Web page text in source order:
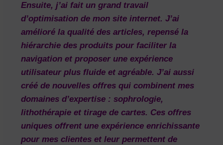
Ensuite, j’ai fait un grand travail
d’optimisation de mon site internet. J’ai
amélioré la qualité des articles, repensé la
hiérarchie des produits pour faciliter la
navigation et proposer une expérience
utilisateur plus fluide et agréable. J’ai aussi
créé de nouvelles offres qui combinent mes
domaines d’expertise : sophrologie,
lithothérapie et tirage de cartes. Ces offres
uniques offrent une expérience enrichissante
pour mes clientes et leur permettent de